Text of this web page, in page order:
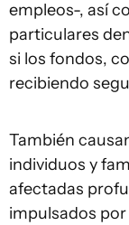
empleos-, así
particulares
si los fondos,
recibiendo
También
individuos y
afectadas
impulsados